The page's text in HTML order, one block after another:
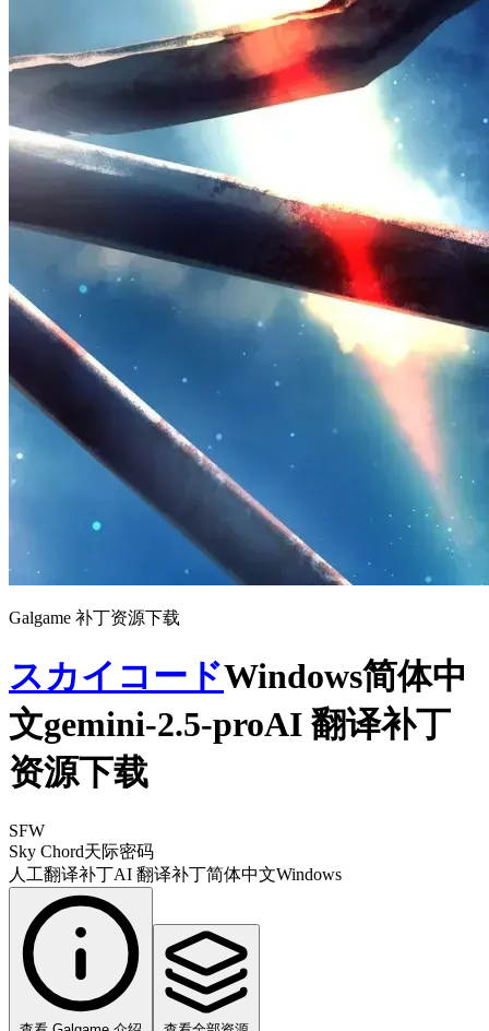
Galgame 补丁资源下载
スカイコードWindows简体中
文gemini-2.5-proAI 翻译补丁
资源下载
SFW
Sky Chord天际密码
人工翻译补丁AI 翻译补丁简体中文Windows